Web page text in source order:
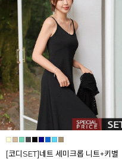
[코디SET]네트 세미크롭 니트+키별